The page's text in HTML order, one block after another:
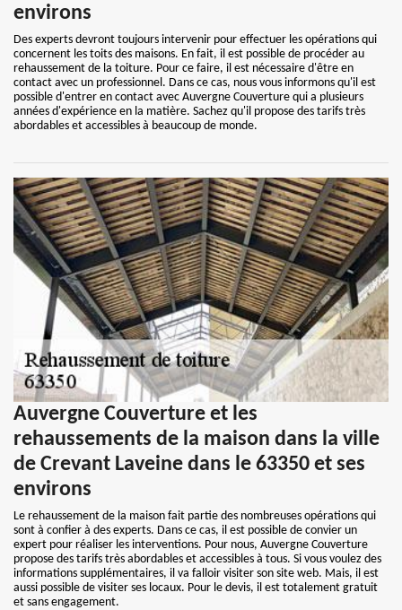
environs
Des experts devront toujours intervenir pour effectuer les opérations qui
concernent les toits des maisons. En fait, il est possible de procéder au
rehaussement de la toiture. Pour ce faire, il est nécessaire d'être en
contact avec un professionnel. Dans ce cas, nous vous informons qu'il est
possible d'entrer en contact avec Auvergne Couverture qui a plusieurs
années d'expérience en la matière. Sachez qu'il propose des tarifs très
abordables et accessibles à beaucoup de monde.
Auvergne Couverture et les
rehaussements de la maison dans la ville
de Crevant Laveine dans le 63350 et ses
environs
Le rehaussement de la maison fait partie des nombreuses opérations qui
sont à confier à des experts. Dans ce cas, il est possible de convier un
expert pour réaliser les interventions. Pour nous, Auvergne Couverture
propose des tarifs très abordables et accessibles à tous. Si vous voulez des
informations supplémentaires, il va falloir visiter son site web. Mais, il est
aussi possible de visiter ses locaux. Pour le devis, il est totalement gratuit
et sans engagement.